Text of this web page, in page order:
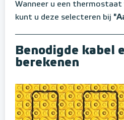
Wanneer u een
kunt u deze selecteren bij
Benodigde kabel
berekenen